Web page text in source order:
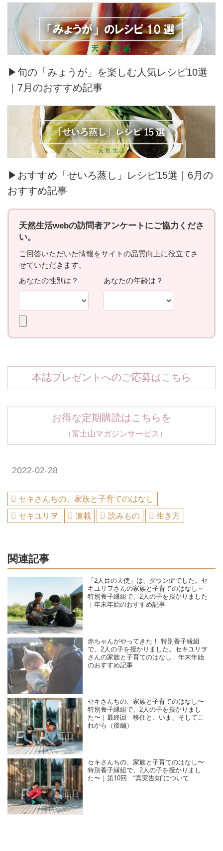
▶旬の「みょうが」を楽しむ人気レシピ10選
｜7月のおすすめ記事
▶おすすめ「せいろ蒸し」レシピ15選｜6月の
おすすめ記事
本誌プレゼントへのご応募はこちら
お得な定期購読はこちらを
（富士山マガジンサービス）
2022-02-28
セキさんちの、家族と子育てのはなし
セキユリヲ
連載 読みもの 生き方
関連記事
「2人目の天使」は、ダウン症でした。セ
キユリヲさんの家族と子育てのはなし～
特別養子縁組で、2人の子を授かりました
｜年末年始のおすすめ記事
赤ちゃんがやってきた！ 特別養子縁組
で、2人の子を授かりました。セキユリヲ
さんの家族と子育てのはなし｜年末年始
のおすすめ記事
セキさんちの、家族と子育てのはなし〜
特別養子縁組で、2人の子を授かりまし
た〜｜最終回 移住と、いま、そしてこ
れから（後編）
セキさんちの、家族と子育てのはなし〜
特別養子縁組で、2人の子を授かりまし
た〜｜第10回 “真実告知”について